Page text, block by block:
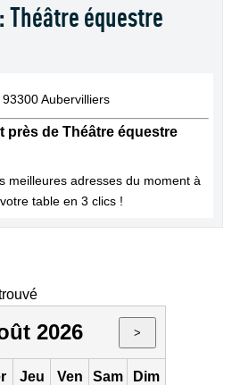
équestre
Aubervilliers
près de Théâtre équestre
meilleures adresses du moment à
table en 3 clics !
2026 >
Jeu Ven Sam Dim